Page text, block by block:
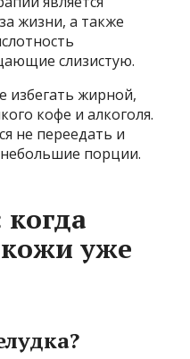
жизни, а также
слизистую.
избегать жирной,
кофе и алкоголя.
не переедать и
порции.
уже